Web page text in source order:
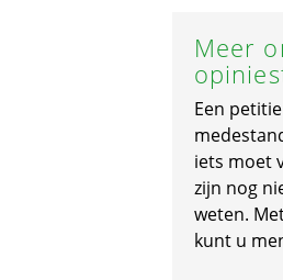
Meer
Een
iets moet
zijn nog
weten.
kunt u